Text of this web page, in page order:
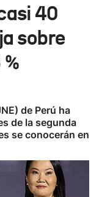
40
sobre
de Perú ha
de la segunda
se conocerán en